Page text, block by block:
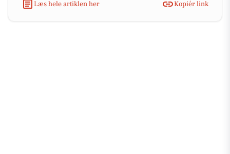
Læs hele artiklen her Kopiér link